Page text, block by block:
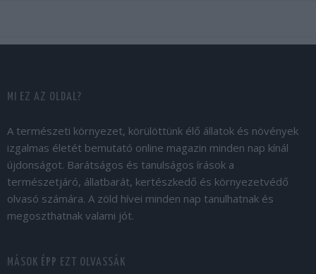
MI EZ AZ OLDAL?
A természeti környezet, körülöttünk élő állatok és növények
izgalmas életét bemutató online magazin minden nap kínál
újdonságot. Barátságos és tanulságos írások a
természetjáró, állatbarát, kertészkedő és környezetvédő
olvasó számára. A zöld hívei minden nap tanulhatnak és
megoszthatnak valami jót.
MÁSOK ÉPP EZT OLVASSÁK